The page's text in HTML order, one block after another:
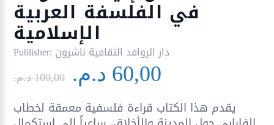
في الفلسفة العربية
الإسلامية
Publisher: دار الروافد الثقافية ناشرون
100,00 د.م. Le
prix
initial
60,00 د.م.
actuel
يقدم هذا الكتاب قراءة فلسفية معمقة لخطاب